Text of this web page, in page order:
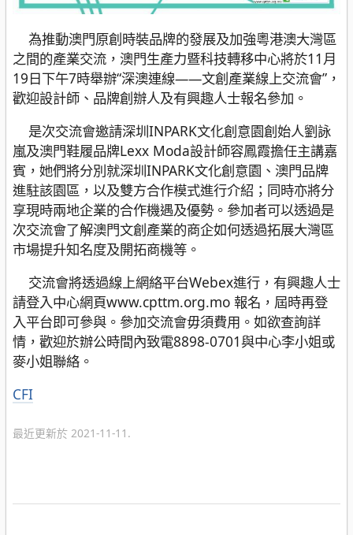
為推動澳門原創時裝品牌的發展及加強粵港澳大灣區
之間的產業交流，澳門生產力暨科技轉移中心將於11月
19日下午7時舉辦“深澳連線——文創產業線上交流會”，
歡迎設計師、品牌創辦人及有興趣人士報名參加。
是次交流會邀請深圳INPARK文化創意園創始人劉詠
嵐及澳門鞋履品牌Lexx Moda設計師容鳳霞擔任主講嘉
賓，她們將分別就深圳INPARK文化創意園、澳門品牌
進駐該園區，以及雙方合作模式進行介紹；同時亦將分
享現時兩地企業的合作機遇及優勢。參加者可以透過是
次交流會了解澳門文創產業的商企如何透過拓展大灣區
市場提升知名度及開拓商機等。
交流會將透過線上網絡平台Webex進行，有興趣人士
請登入中心網頁www.cpttm.org.mo 報名，屆時再登
入平台即可參與。參加交流會毋須費用。如欲查詢詳
情，歡迎於辦公時間內致電8898-0701與中心李小姐或
麥小姐聯絡。
分
CFI
最近更新於 2021-11-11.